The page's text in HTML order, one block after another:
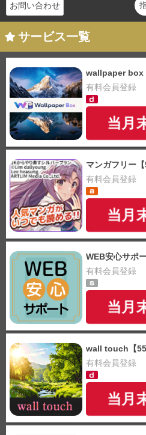
お問い合わせ
サービス一覧
wallpaper box
有料会員登録
当月
マンガフリー【
有料会員登録
当月
WEB安心サポ
有料会員登録
当月
wall touch【
有料会員登録
当月